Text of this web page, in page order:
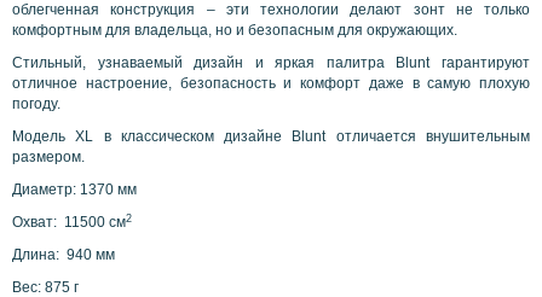
облегченная конструкция – эти технологии делают зонт не только
комфортным для владельца, но и безопасным для окружающих.
Стильный, узнаваемый дизайн и яркая палитра Blunt гарантируют
отличное настроение, безопасность и комфорт даже в самую плохую
погоду.
Модель XL в классическом дизайне Blunt отличается внушительным
размером.
Диаметр: 1370 мм
Охват: 11500 см2
Длина: 940 мм
Вес: 875 г